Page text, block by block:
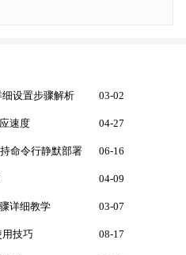
设置步骤解析 03-02
速度 04-27
命令行静默部署 06-16
04-09
详细教学 03-07
用技巧 08-17